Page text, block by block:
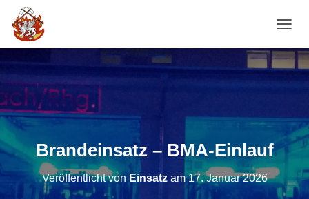
Brandeinsatz – BMA-Einlauf
Veröffentlicht von Einsatzam17. Januar 2026